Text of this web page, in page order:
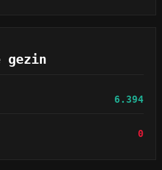
gezin
6.394
0